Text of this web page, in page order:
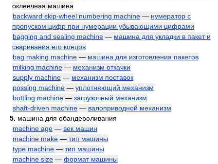
оклеечная машина
backward skip-wheel numbering machine — нумератор с
пропуском цифр при нумерации убывающими цифрами
bagging and sealing machine — машина для укладки в пакет и
сваривания его концов
bag making machine — машина для изготовления пакетов
milking machine — механизм откачки
supply machine — механизм поставок
possing machine — уплотняющий механизм
bottling machine — загрузочный механизм
shaft-driven machine — валоприводной механизм
5. машина для обандероливания
machine age — век машин
machine make — тип машины
type machine — тип машины
machine size — формат машины